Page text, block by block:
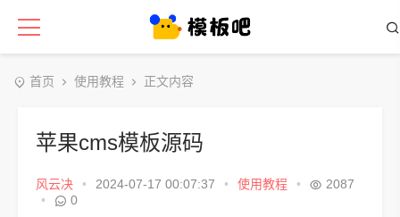
首页 使用教程 正文内容
苹果cms模板源码
风云决 • 2024-07-17 00:07:37 • 使用教程 •
2087
•
0